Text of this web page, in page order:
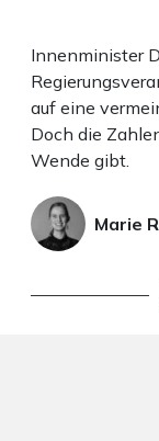
Innenminister
auf eine
Doch die
Wende gibt.
Marie